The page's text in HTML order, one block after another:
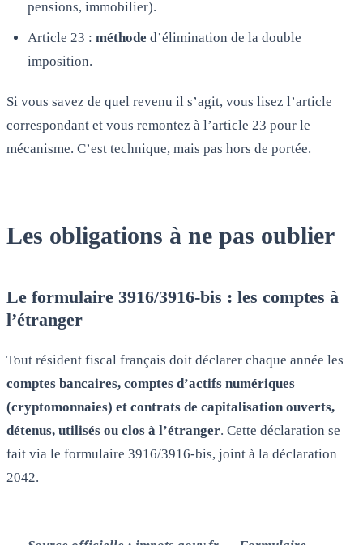
pensions, immobilier).
Article 23 : méthode d’élimination de la double
imposition.
Si vous savez de quel revenu il s’agit, vous lisez l’article
correspondant et vous remontez à l’article 23 pour le
mécanisme. C’est technique, mais pas hors de portée.
Les obligations à ne pas oublier
Le formulaire 3916/3916-bis : les comptes à
l’étranger
Tout résident fiscal français doit déclarer chaque année les
comptes bancaires, comptes d’actifs numériques
(cryptomonnaies) et contrats de capitalisation ouverts,
détenus, utilisés ou clos à l’étranger. Cette déclaration se
fait via le formulaire 3916/3916-bis, joint à la déclaration
2042.